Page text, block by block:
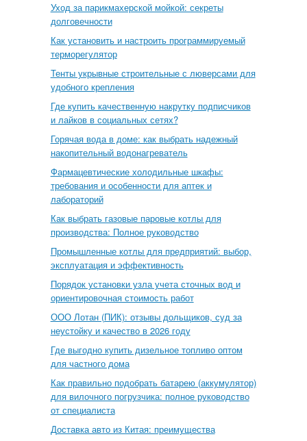
Уход за парикмахерской мойкой: секреты
долговечности
Как установить и настроить программируемый
терморегулятор
Тенты укрывные строительные с люверсами для
удобного крепления
Где купить качественную накрутку подписчиков
и лайков в социальных сетях?
Горячая вода в доме: как выбрать надежный
накопительный водонагреватель
Фармацевтические холодильные шкафы:
требования и особенности для аптек и
лабораторий
Как выбрать газовые паровые котлы для
производства: Полное руководство
Промышленные котлы для предприятий: выбор,
эксплуатация и эффективность
Порядок установки узла учета сточных вод и
ориентировочная стоимость работ
ООО Лотан (ПИК): отзывы дольщиков, суд за
неустойку и качество в 2026 году
Где выгодно купить дизельное топливо оптом
для частного дома
Как правильно подобрать батарею (аккумулятор)
для вилочного погрузчика: полное руководство
от специалиста
Доставка авто из Китая: преимущества